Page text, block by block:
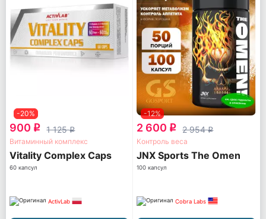
-20%
900 q 1 125q
Витаминный комплекс
Vitality Complex Caps
60 капсул
ActivLab
-12%
2 600 q 2 954q
Контроль веса
JNX Sports The Omen
100 капсул
Cobra Labs